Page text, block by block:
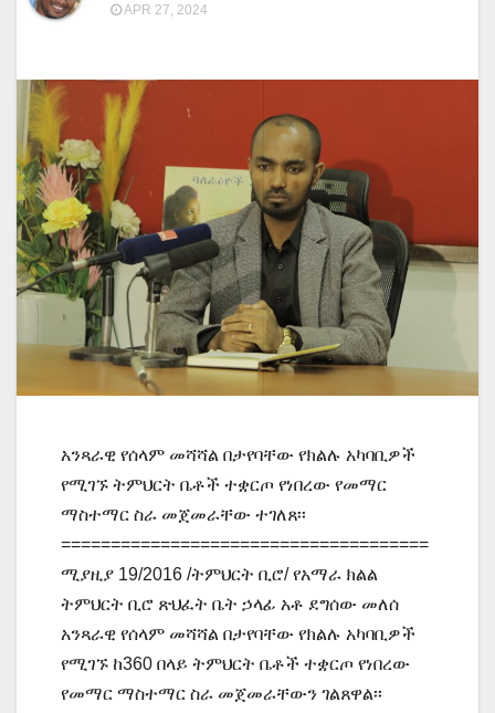
APR 27, 2024
አንጻራዊ የሰላም መሻሻል በታየባቸው የክልሉ አካባቢዎች
የሚገኙ ትምህርት ቤቶች ተቋርጦ የነበረው የመማር
ማስተማር ስራ መጀመራቸው ተገለጸ፡፡
=====================================
ሚያዚያ 19/2016 /ትምህርት ቢሮ/ የአማራ ክልል
ትምህርት ቢሮ ጽህፈት ቤት ኃላፊ አቶ ደግሰው መለሰ
አንጻራዊ የሰላም መሻሻል በታየባቸው የክልሉ አካባቢዎች
የሚገኙ ከ360 በላይ ትምህርት ቤቶች ተቋርጦ የነበረው
የመማር ማስተማር ስራ መጀመራቸውን ገልጸዋል፡፡